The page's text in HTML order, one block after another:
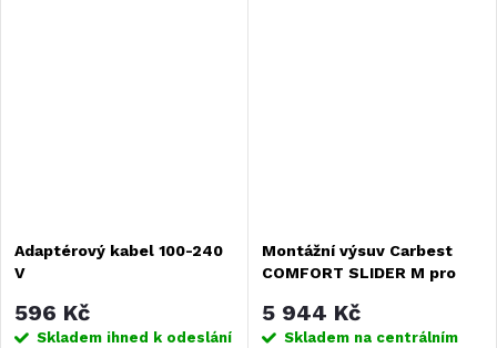
Adaptérový kabel 100-240
V
596 Kč
Skladem ihned k odeslání
Montážní výsuv Carbest
COMFORT SLIDER M pro
5 944 Kč
Skladem na centrálním